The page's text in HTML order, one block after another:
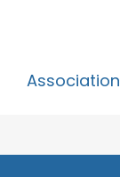
Association